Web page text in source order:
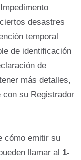
desastres
temporal
de identificación
de
más detalles,
con su Registrador
cómo emitir su
llamar al 1-